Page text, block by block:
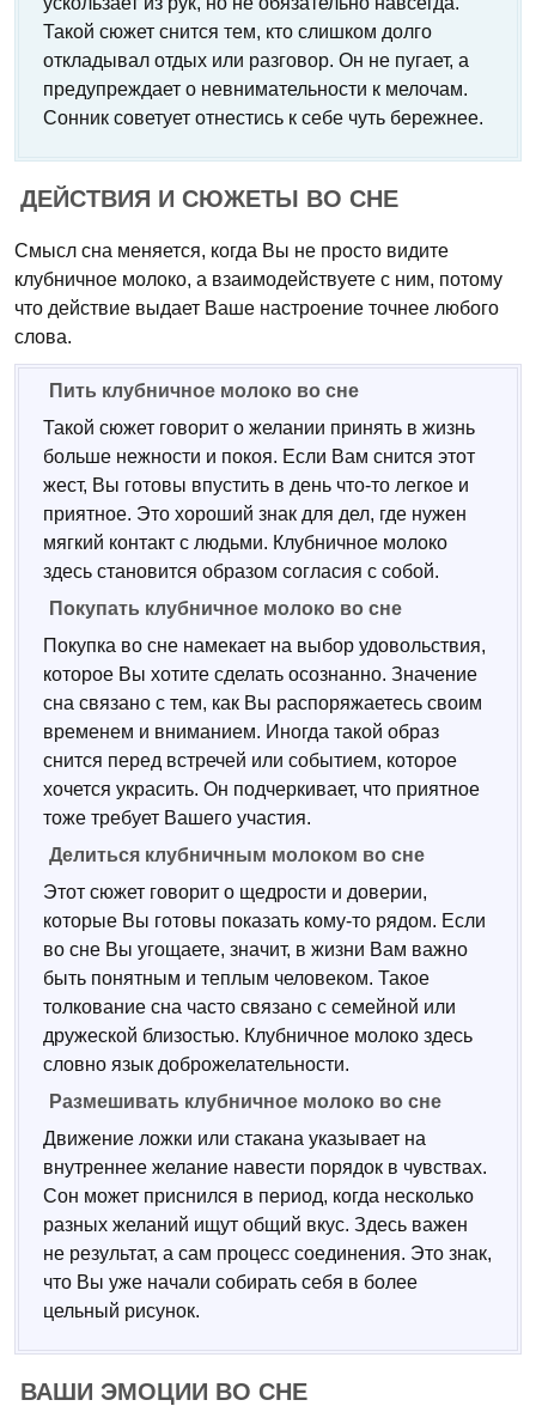
Такой сюжет снится тем, кто слишком долго
откладывал отдых или разговор. Он не пугает, а
предупреждает о невнимательности к мелочам.
Сонник советует отнестись к себе чуть бережнее.
ДЕЙСТВИЯ И СЮЖЕТЫ ВО СНЕ
Смысл сна меняется, когда Вы не просто видите
клубничное молоко, а взаимодействуете с ним, потому
что действие выдает Ваше настроение точнее любого
слова.
Пить клубничное молоко во сне
Такой сюжет говорит о желании принять в жизнь
больше нежности и покоя. Если Вам снится этот
жест, Вы готовы впустить в день что-то легкое и
приятное. Это хороший знак для дел, где нужен
мягкий контакт с людьми. Клубничное молоко
здесь становится образом согласия с собой.
Покупать клубничное молоко во сне
Покупка во сне намекает на выбор удовольствия,
которое Вы хотите сделать осознанно. Значение
сна связано с тем, как Вы распоряжаетесь своим
временем и вниманием. Иногда такой образ
снится перед встречей или событием, которое
хочется украсить. Он подчеркивает, что приятное
тоже требует Вашего участия.
Делиться клубничным молоком во сне
Этот сюжет говорит о щедрости и доверии,
которые Вы готовы показать кому-то рядом. Если
во сне Вы угощаете, значит, в жизни Вам важно
быть понятным и теплым человеком. Такое
толкование сна часто связано с семейной или
дружеской близостью. Клубничное молоко здесь
словно язык доброжелательности.
Размешивать клубничное молоко во сне
Движение ложки или стакана указывает на
внутреннее желание навести порядок в чувствах.
Сон может приснился в период, когда несколько
разных желаний ищут общий вкус. Здесь важен
не результат, а сам процесс соединения. Это знак,
что Вы уже начали собирать себя в более
цельный рисунок.
ВАШИ ЭМОЦИИ ВО СНЕ